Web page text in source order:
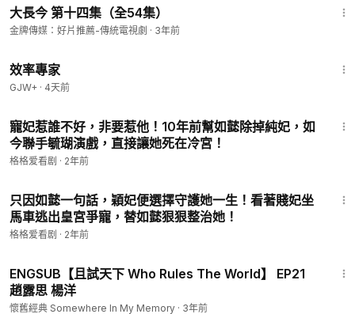
大長今 第十四集（全54集）
金牌傳媒：好片推薦-傳統電視劇 · 3年前
效率專家
GJW+ · 4天前
寵妃惹誰不好，非要惹他！10年前幫如懿除掉純妃，如
今聯手毓瑚演戲，直接讓她死在冷宮！
格格爱看剧 · 2年前
只因如懿一句話，穎妃便選擇守護她一生！看著賤妃坐
馬車逃出皇宮爭寵，替如懿狠狠整治她！
格格爱看剧 · 2年前
ENGSUB【且試天下 Who Rules The World】 EP21
趙露思 楊洋
懷舊經典 Somewhere In My Memory · 3年前